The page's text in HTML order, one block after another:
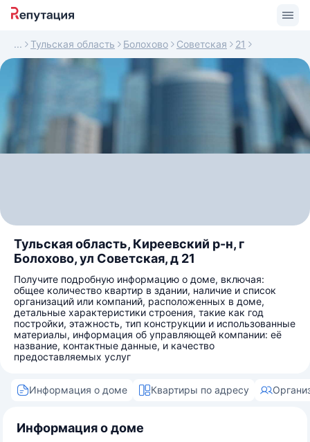
Тульская область Болохово Советская 21
Тульская область, Киреевский р-н, г
Болохово, ул Советская, д 21
Получите подробную информацию о доме, включая:
общее количество квартир в здании, наличие и список
организаций или компаний, расположенных в доме,
детальные характеристики строения, такие как год
постройки, этажность, тип конструкции и использованные
материалы, информация об управляющей компании: её
название, контактные данные, и качество
предоставляемых услуг
Информация о доме Квартиры по адресу
Информация о доме